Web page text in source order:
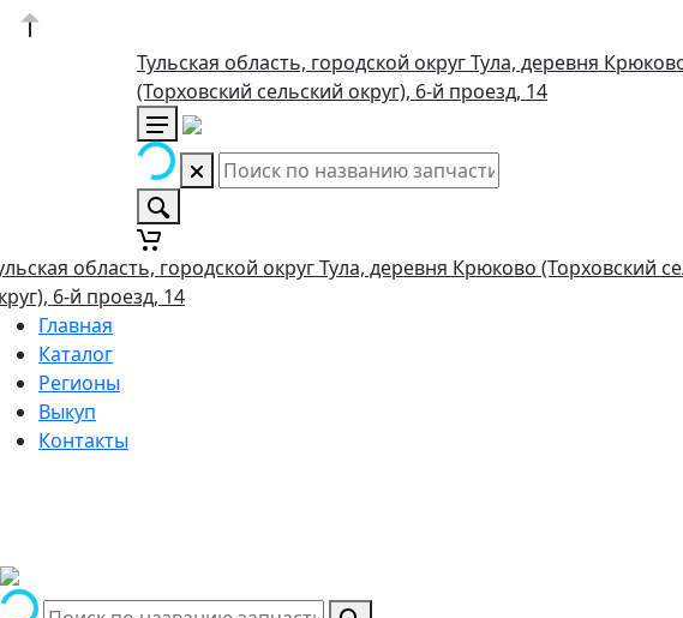
Тульская область, городской округ Тула, деревня
(Торховский сельский округ), 6-й проезд, 14
область, городской округ Тула, деревня Крюково (Торховский
6-й проезд, 14
Главная
Каталог
Регионы
Выкуп
Контакты